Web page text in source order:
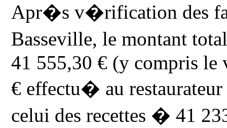
Apr�s v�rification des
Basseville, le montant
41 555,30 € (y compris le
€ effectu� au
celui des recettes � 41